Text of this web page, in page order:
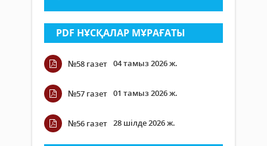
PDF НҰСҚАЛАР МҰРАҒАТЫ
№58 газет 04 тамыз 2026 ж.
№57 газет 01 тамыз 2026 ж.
№56 газет 28 шілде 2026 ж.